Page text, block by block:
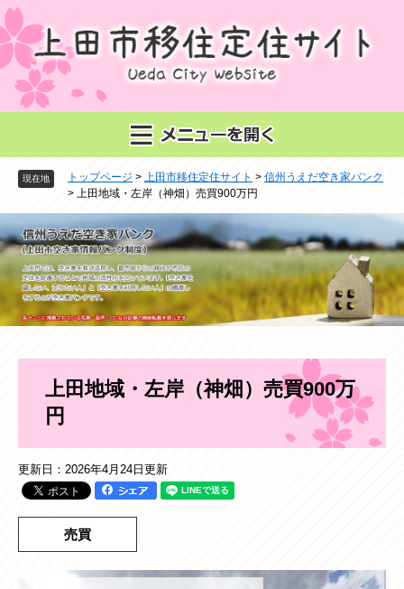
ペ
ー
ジ
の
。
メ
ニ
ュ
ー
て
へ
現在地 トップページ > 上田市移住定住サイト > 信州うえだ空き家バンク
> 上田地域・左岸（神畑）売買900万円
上田地域・左岸（神畑）売買900万
円
更新日：2026年4月24日更新
売買